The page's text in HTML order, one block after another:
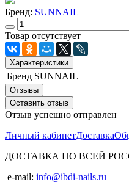
Бренд: SUNNAIL
Товар отсутствует
Характеристики
Бренд SUNNAIL
Отзывы
Оставить отзыв
Отзыв успешно отправлен
Личный кабинетДоставка
ДОСТАВКА ПО ВСЕЙ
e-mail: info@ibdi-nails.ru